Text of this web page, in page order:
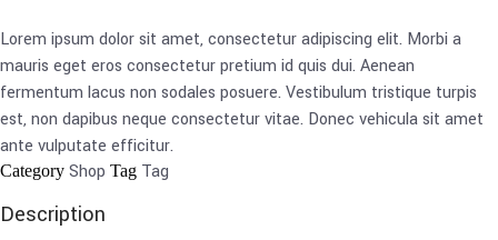
Lorem ipsum dolor sit amet, consectetur adipiscing elit. Morbi a
mauris eget eros consectetur pretium id quis dui. Aenean
fermentum lacus non sodales posuere. Vestibulum tristique turpis
est, non dapibus neque consectetur vitae. Donec vehicula sit amet
ante vulputate efficitur.
Category Shop Tag Tag
Description